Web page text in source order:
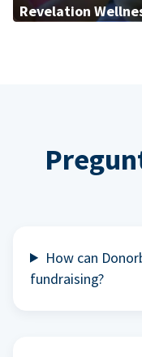
Revelation
How can
fundraising?